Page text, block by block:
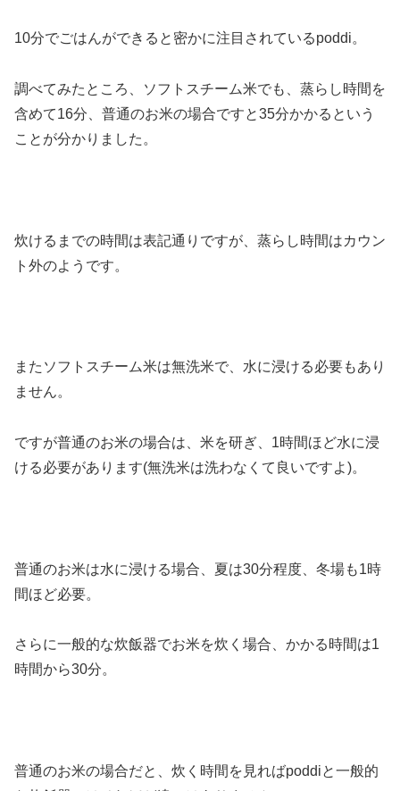
10分でごはんができると密かに注目されているpoddi。
調べてみたところ、ソフトスチーム米でも、蒸らし時間を
含めて16分、普通のお米の場合ですと35分かかるという
ことが分かりました。
炊けるまでの時間は表記通りですが、蒸らし時間はカウン
ト外のようです。
またソフトスチーム米は無洗米で、水に浸ける必要もあり
ません。
ですが普通のお米の場合は、米を研ぎ、1時間ほど水に浸
ける必要があります(無洗米は洗わなくて良いですよ)。
普通のお米は水に浸ける場合、夏は30分程度、冬場も1時
間ほど必要。
さらに一般的な炊飯器でお米を炊く場合、かかる時間は1
時間から30分。
普通のお米の場合だと、炊く時間を見ればpoddiと一般的